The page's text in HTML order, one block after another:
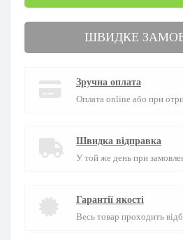
ШВИДКЕ
Зручна оплата
Оплата online або при
Швидка відправка
У той же день при
Гарантії якості
Весь товар проходить